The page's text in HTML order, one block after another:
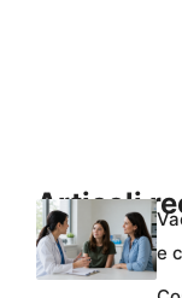
Articoli
e